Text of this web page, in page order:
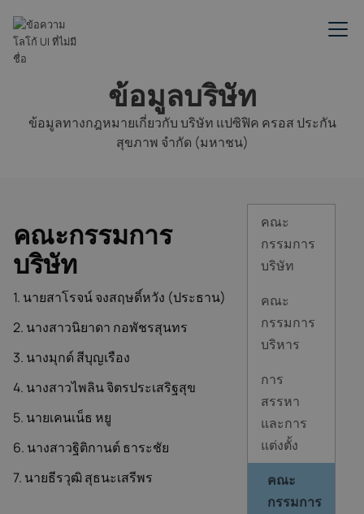
ข้อมูลบริษัท
ข้อมูลทางกฎหมายเกี่ยวกับ บริษัท แปซิฟิค ครอส ประกัน
สุขภาพ จำกัด (มหาชน)
คณะกรรมการ
บริษัท
1. นายสาโรจน์ จงสฤษดิ์หวัง (ประธาน)
2. นางสาวนิยาดา กอพัชรสุนทร
3. นางมุกด์ สีบุญเรือง
4. นางสาวไพลิน จิตรประเสริฐสุข
5. นายเคนเน็ธ หยู
6. นางสาวฐิติกานต์ ธาระชัย
7. นายธีรวุฒิ สุธนะเสรีพร
คณะ
กรรมการ
บริษัท
คณะ
กรรมการ
บริหาร
การ
สรรหา
และการ
แต่งตั้ง
คณะ
กรรมการ